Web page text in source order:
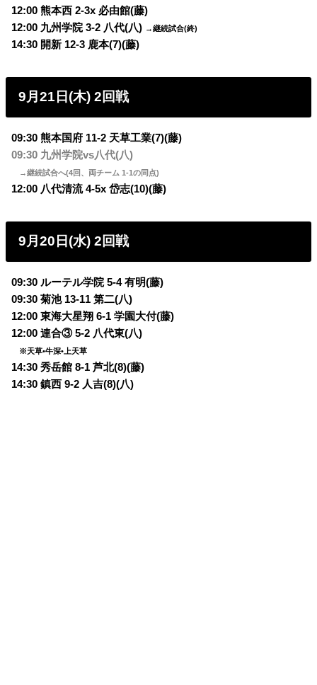
12:00 熊本西 2-3x 必由館(藤)
12:00 九州学院 3-2 八代(八) →継続試合(終)
14:30 開新 12-3 鹿本(7)(藤)
9月21日(木) 2回戦
09:30 熊本国府 11-2 天草工業(7)(藤)
09:30 九州学院vs八代(八)
→継続試合へ(4回、両チーム 1-1の同点)
12:00 八代清流 4-5x 岱志(10)(藤)
9月20日(水) 2回戦
09:30 ルーテル学院 5-4 有明(藤)
09:30 菊池 13-11 第二(八)
12:00 東海大星翔 6-1 学園大付(藤)
12:00 連合③ 5-2 八代東(八)
※天草•牛深•上天草
14:30 秀岳館 8-1 芦北(8)(藤)
14:30 鎮西 9-2 人吉(8)(八)